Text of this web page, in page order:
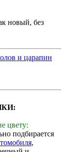
новый, без
и царапин
цвету:
подбирается
,